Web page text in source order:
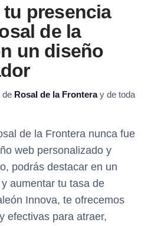
presencia
de la
un diseño
de Rosal de la Fronteray de toda
de la Frontera nunca fue
web personalizado y
podrás destacar en un
aumentar tu tasa de
Innova, te ofrecemos
efectivas para atraer,